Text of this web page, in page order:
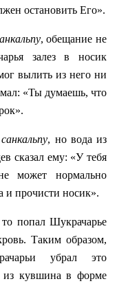
остановить Его».
, обещание не
залез в носик
вылить из него ни
«Ты думаешь, что
санкальпу, но вода из
сказал ему: «У тебя
может нормально
и прочисти носик».
попал Шукрачарье
Таким образом,
убрал это
из кувшина в форме